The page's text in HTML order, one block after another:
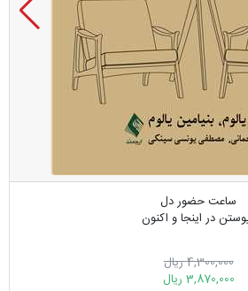
ساعت حضور دل
در اینجا و اکنون
4,300,000 ریال
3,870,000 ریال